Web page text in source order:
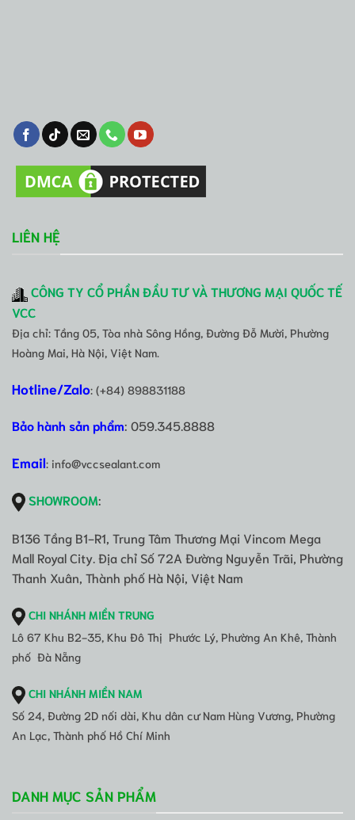
LIÊN HỆ
CÔNG TY CỔ PHẦN ĐẦU TƯ VÀ THƯƠNG MẠI QUỐC TẾ
VCC
Địa chỉ: Tầng 05, Tòa nhà Sông Hồng, Đường Đỗ Mười, Phường
Hoàng Mai, Hà Nội, Việt Nam.
Hotline/Zalo: (+84) 898831188
Bảo hành sản phẩm: 059.345.8888
Email: info@vccsealant.com
SHOWROOM:
B136 Tầng B1-R1, Trung Tâm Thương Mại Vincom Mega
Mall Royal City. Địa chỉ Số 72A Đường Nguyễn Trãi, Phường
Thanh Xuân, Thành phố Hà Nội, Việt Nam
CHI NHÁNH MIỀN TRUNG
Lô 67 Khu B2-35, Khu Đô Thị Phước Lý, Phường An Khê, Thành
phố Đà Nẵng
CHI NHÁNH MIỀN NAM
Số 24, Đường 2D nối dài, Khu dân cư Nam Hùng Vương, Phường
An Lạc, Thành phố Hồ Chí Minh
DANH MỤC SẢN PHẨM